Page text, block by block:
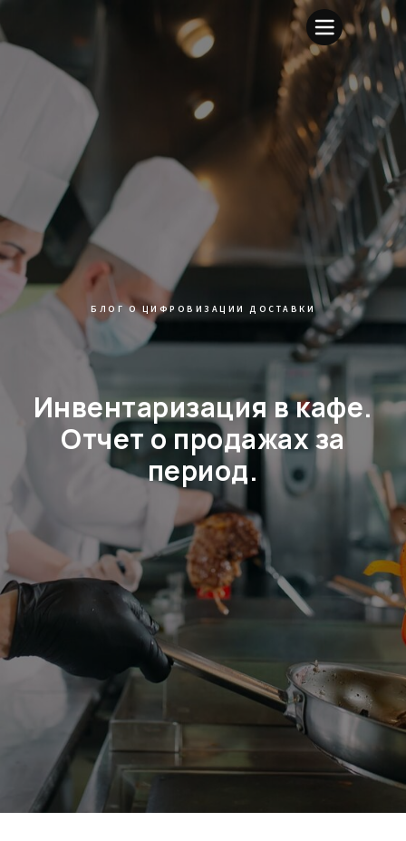
БЛОГ О ЦИФРОВИЗАЦИИ ДОСТАВКИ
Инвентаризация в кафе.
Отчет о продажах за
период.